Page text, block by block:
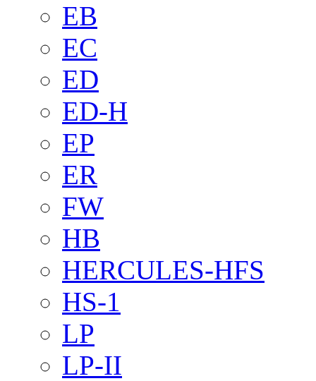
EB
EC
ED
ED-H
EP
ER
FW
HB
HERCULES-HFS
HS-1
LP
LP-II